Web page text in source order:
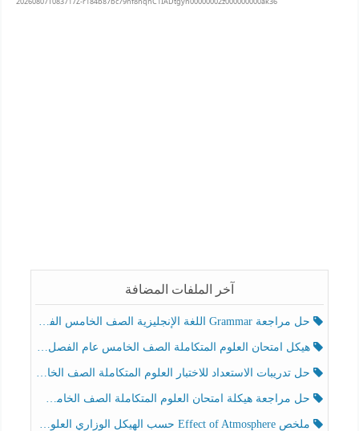
آخر الملفات المضافة
حل مراجعة Grammar اللغة الإنجليزية الصف الخامس الفصل الثالث
هيكل امتحان العلوم المتكاملة الصف الخامس عام الفصل الدراسي الثالث 2025-2026
حل تدريبات الاستعداد للاختبار العلوم المتكاملة الصف الخامس عام الفصل الثالث
حل مراجعة هيكلة امتحان العلوم المتكاملة الصف الخامس انسبير الفصل الثالث
ملخص Effect of Atmosphere حسب الهيكل الوزاري العلوم المتكاملة الصف الخامس انسبير الفصل الثالث